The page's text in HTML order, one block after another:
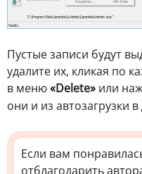
Пустые записи будут
удалите их, кликая по
в меню«Delete» или
они и из автозагрузки
Если вам
отблагодарить